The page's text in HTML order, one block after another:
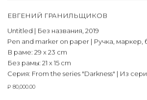
ЕВГЕНИЙ ГРАНИЛЬЩИКОВ
Untitled | Без названия, 2019
Pen and marker on paper | Ручка, маркер,
В раме: 29 x 23 cm
Без рамы: 21 x 15 cm
Серия: From the series "Darkness" | Из
₽ 80,000.00